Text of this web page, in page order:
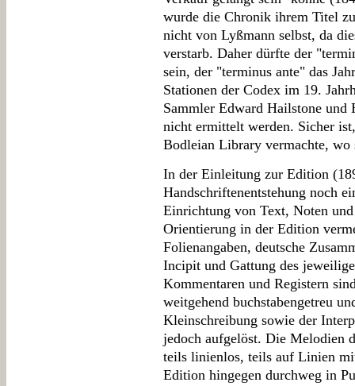
wurde die Chronik ihrem Titel
nicht von Lyßmann selbst, da
verstarb. Daher dürfte der
sein, der "terminus ante" das
Stationen der Codex im 19.
Sammler Edward Hailstone
nicht ermittelt werden. Sicher
Bodleian Library vermachte,
In der Einleitung zur Edition
Handschriftenentstehung noch
Einrichtung von Text, Noten
Orientierung in der Edition
Folienangaben, deutsche
Incipit und Gattung des
Kommentaren und Registern
weitgehend buchstabengetreu
Kleinschreibung sowie der
jedoch aufgelöst. Die Melodien
teils linienlos, teils auf Linien
Edition hingegen durchweg in